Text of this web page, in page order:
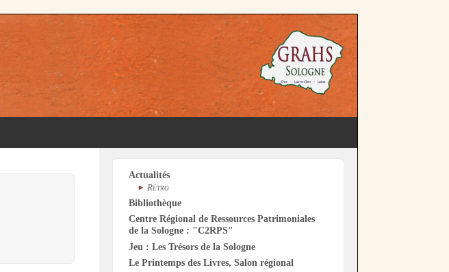
Actualités
Rétro
Bibliothèque
Centre Régional de Ressources Patrimoniales
de la Sologne : "C2RPS"
Jeu : Les Trésors de la Sologne
Le Printemps des Livres, Salon régional